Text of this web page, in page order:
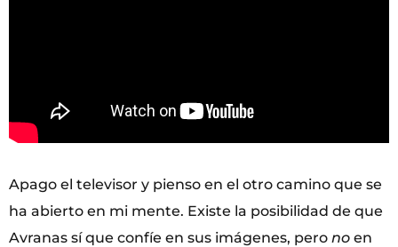
Apago el televisor y pienso en el otro camino que se
ha abierto en mi mente. Existe la posibilidad de que
Avranas sí que confíe en sus imágenes, pero no en